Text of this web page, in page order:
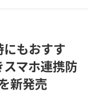
もおすす
マホ連携防
新発売